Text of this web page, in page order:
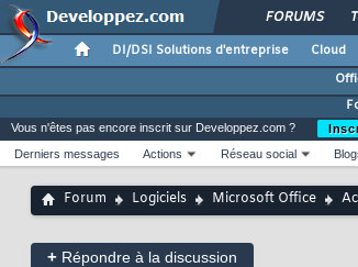
FORUMS
DI/DSI Solutions d'entreprise Cloud
Vous n'êtes pas encore inscrit sur Developpez.com ?
Derniers messages
Actions Réseau social
Forum Logiciels Microsoft Office
+ Répondre à la discussion